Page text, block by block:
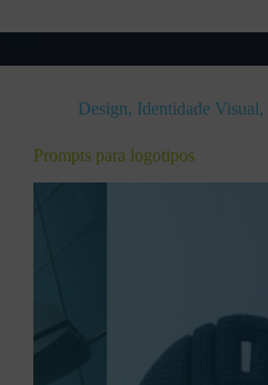
Design, Identidade Visual,
Prompts para logotipos